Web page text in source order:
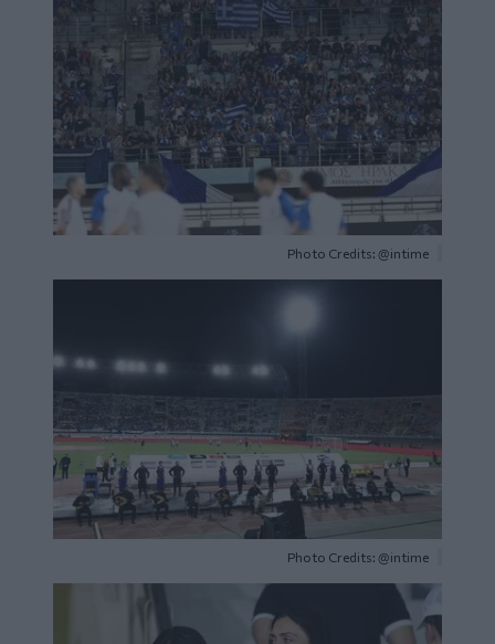
Photo Credits: @intime
Photo Credits: @intime